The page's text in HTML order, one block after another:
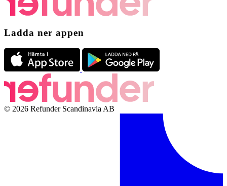
Ladda ner appen
© 2026 Refunder Scandinavia AB